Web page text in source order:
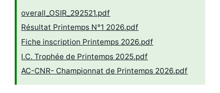
overall_OSIR_292521.pdf
Résultat Printemps N°1 2026.pdf
Fiche inscription Printemps 2026.pdf
I.C. Trophée de Printemps 2025.pdf
AC-CNR- Championnat de Printemps 2026.pdf